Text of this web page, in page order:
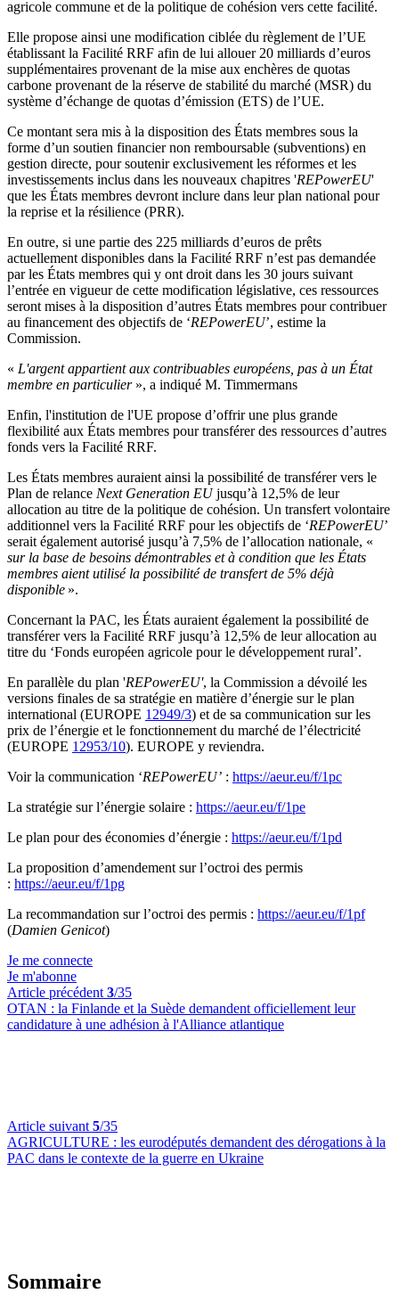
agricole commune et de la politique de cohésion vers cette facilité.
Elle propose ainsi une modification ciblée du règlement de l’UE
établissant la Facilité RRF afin de lui allouer 20 milliards d’euros
supplémentaires provenant de la mise aux enchères de quotas
carbone provenant de la réserve de stabilité du marché (MSR) du
système d’échange de quotas d’émission (ETS) de l’UE.
Ce montant sera mis à la disposition des États membres sous la
forme d’un soutien financier non remboursable (subventions) en
gestion directe, pour soutenir exclusivement les réformes et les
investissements inclus dans les nouveaux chapitres 'REPowerEU'
que les États membres devront inclure dans leur plan national pour
la reprise et la résilience (PRR).
En outre, si une partie des 225 milliards d’euros de prêts
actuellement disponibles dans la Facilité RRF n’est pas demandée
par les États membres qui y ont droit dans les 30 jours suivant
l’entrée en vigueur de cette modification législative, ces ressources
seront mises à la disposition d’autres États membres pour contribuer
au financement des objectifs de ‘REPowerEU’, estime la
Commission.
« L'argent appartient aux contribuables européens, pas à un État
membre en particulier », a indiqué M. Timmermans
Enfin, l'institution de l'UE propose d’offrir une plus grande
flexibilité aux États membres pour transférer des ressources d’autres
fonds vers la Facilité RRF.
Les États membres auraient ainsi la possibilité de transférer vers le
Plan de relance Next Generation EUjusqu’à 12,5% de leur
allocation au titre de la politique de cohésion. Un transfert volontaire
additionnel vers la Facilité RRF pour les objectifs de ‘REPowerEU’
serait également autorisé jusqu’à 7,5% de l’allocation nationale, «
sur la base de besoins démontrables et à condition que les États
membres aient utilisé la possibilité de transfert de 5% déjà
disponible ».
Concernant la PAC, les États auraient également la possibilité de
transférer vers la Facilité RRF jusqu’à 12,5% de leur allocation au
titre du ‘Fonds européen agricole pour le développement rural’.
En parallèle du plan 'REPowerEU', la Commission a dévoilé les
versions finales de sa stratégie en matière d’énergie sur le plan
international (EUROPE 12949/3) et de sa communication sur les
prix de l’énergie et le fonctionnement du marché de l’électricité
(EUROPE 12953/10). EUROPE y reviendra.
Voir la communication ‘REPowerEU’ : https://aeur.eu/f/1pc
La stratégie sur l’énergie solaire : https://aeur.eu/f/1pe
Le plan pour des économies d’énergie : https://aeur.eu/f/1pd
La proposition d’amendement sur l’octroi des permis
: https://aeur.eu/f/1pg
La recommandation sur l’octroi des permis : https://aeur.eu/f/1pf
(Damien Genicot)
Je me connecte
Je m'abonne
Article précédent 3/35
OTAN : la Finlande et la Suède demandent officiellement leur
candidature à une adhésion à l'Alliance atlantique
Article suivant 5/35
AGRICULTURE : les eurodéputés demandent des dérogations à la
PAC dans le contexte de la guerre en Ukraine
Sommaire